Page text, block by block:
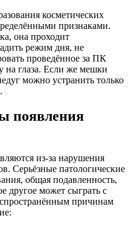
косметических
признаками.
она проходит
режим дня, не
проведённое за ПК
на глаза. Если же мешки
можно устранить только
появления
из-за нарушения
Серьёзные патологические
общая подавленность,
другое может сыграть с
причинам